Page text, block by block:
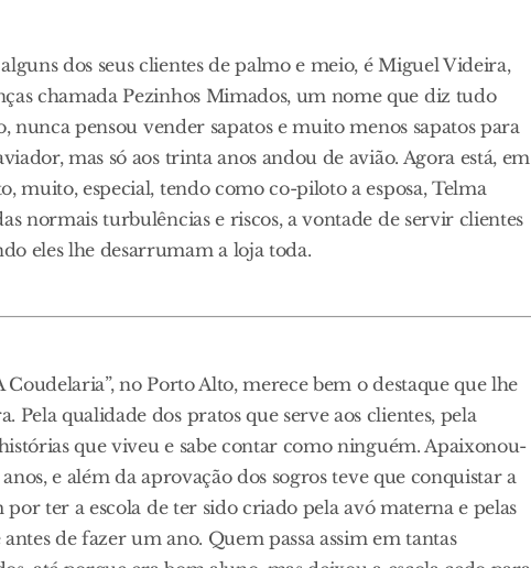
dos seus clientes de palmo e meio, é Miguel Videira,
chamada Pezinhos Mimados, um nome que diz tudo
nunca pensou vender sapatos e muito menos sapatos para
mas só aos trinta anos andou de avião. Agora está, em
muito, especial, tendo como co-piloto a esposa, Telma
normais turbulências e riscos, a vontade de servir clientes
eles lhe desarrumam a loja toda.
no Porto Alto, merece bem o destaque que lhe
Pela qualidade dos pratos que serve aos clientes, pela
que viveu e sabe contar como ninguém. Apaixonou-
e além da aprovação dos sogros teve que conquistar a
ter a escola de ter sido criado pela avó materna e pelas
antes de fazer um ano. Quem passa assim em tantas